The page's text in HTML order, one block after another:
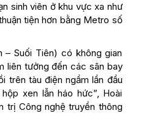
sinh viên ở khu vực xa như
tiện hơn bằng Metro số
– Suối Tiên) có không gian
liên tưởng đến các sân bay
trên tàu điện ngầm lần đầu
xen lẫn háo hức”, Hoài
trị Công nghệ truyền thông